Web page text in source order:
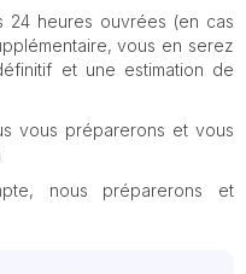
24 heures ouvrées (en cas
vous en serez
et une estimation de
vous préparerons et vous
nous préparerons et